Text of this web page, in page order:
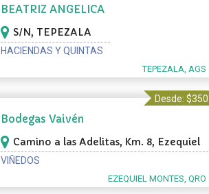
BEATRIZ ANGELICA
S/N, TEPEZALA
HACIENDAS Y QUINTAS
TEPEZALA, AGS
Bodegas Vaivén
Desde: $350
Camino a las Adelitas, Km. 8, Ezequiel
Montes
VIÑEDOS
EZEQUIEL MONTES, QRO